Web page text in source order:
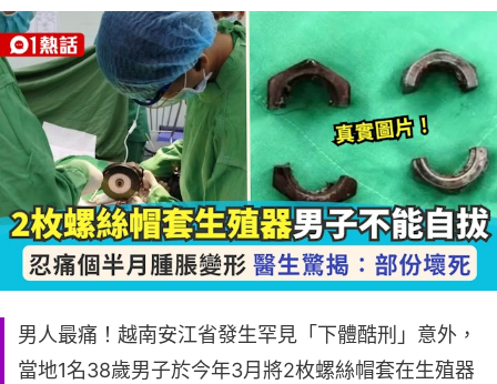
男人最痛！越南安江省發生罕見「下體酷刑」意外，
當地1名38歲男子於今年3月將2枚螺絲帽套在生殖器